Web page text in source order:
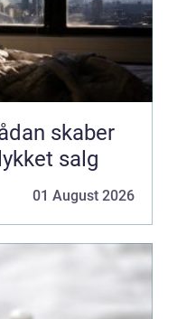
salg
01 August 2026